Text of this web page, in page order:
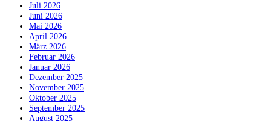
Juli 2026
Juni 2026
Mai 2026
April 2026
März 2026
Februar 2026
Januar 2026
Dezember 2025
November 2025
Oktober 2025
September 2025
August 2025